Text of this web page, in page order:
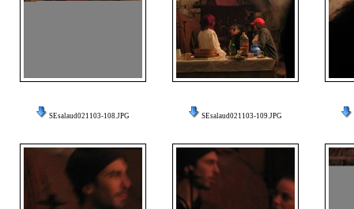
SEsalaud021103-108.JPG SEsalaud021103-109.JPG